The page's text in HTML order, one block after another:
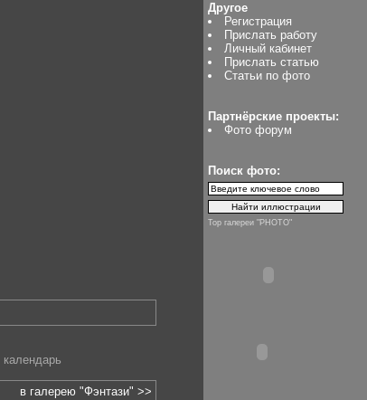
календарь
в галерею "Фэнтази" >>
Другое
Регистрация
Прислать работу
Личный кабинет
Прислать статью
Статьи по фото
Партнёрские проекты:
Фото форум
Поиск фото:
Top галереи "PHOTO"